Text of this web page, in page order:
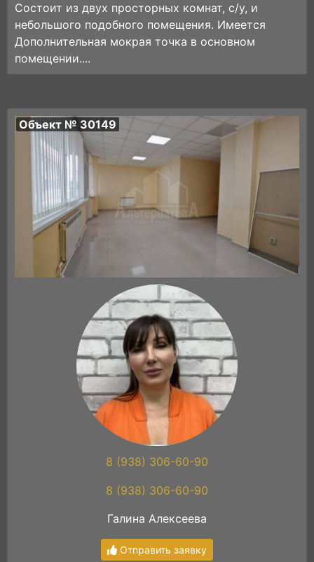
Состоит из двух просторных комнат, с/у, и
небольшого подобного помещения. Имеется
Дополнительная мокрая точка в основном
помещении....
Объект № 30149
8 (938) 306-60-90
8 (938) 306-60-90
Галина Алексеева
Отправить заявку